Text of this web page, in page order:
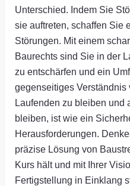
Unterschied. Indem Sie
sie auftreten, schaffen Sie
Störungen. Mit einem
Baurechts sind Sie in der
zu entschärfen und ein
gegenseitiges Verständnis
Laufenden zu bleiben und
bleiben, ist wie ein
Herausforderungen.
präzise Lösung von
Kurs hält und mit Ihrer
Fertigstellung in Einklang